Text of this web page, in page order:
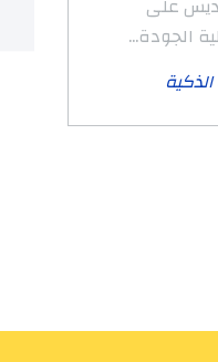
الجودة...